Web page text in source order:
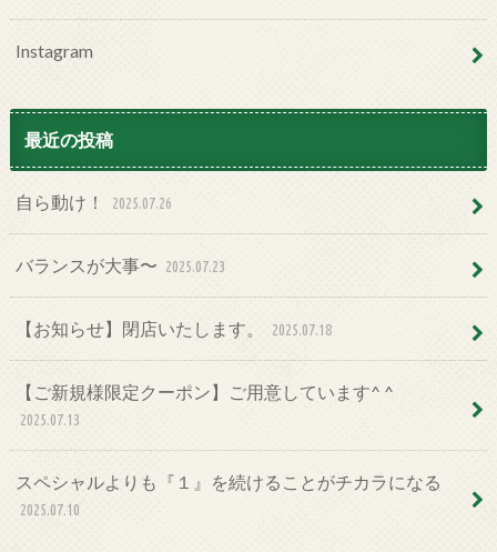
Instagram
最近の投稿
自ら動け！ 2025.07.26
バランスが大事〜 2025.07.23
【お知らせ】閉店いたします。 2025.07.18
【ご新規様限定クーポン】ご用意しています^ ^
2025.07.13
スペシャルよりも『１』を続けることがチカラになる
2025.07.10